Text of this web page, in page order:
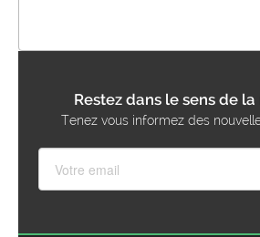
Restez dans le sens de la
Tenez vous informez des